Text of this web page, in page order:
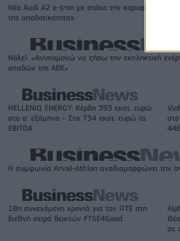
Νέο Audi A2 e-tron με στόχο την κορυφή
της αποδοτικότητας
Η
Νόλεϊ: «Ανυπομονώ να ζήσω την εκπληκτική
οπαδών της ΑΕΚ»
HELLENiQ ENERGY: Κέρδη 393 εκατ. ευρώ
στο α' εξάμηνο – Στα 734 εκατ. ευρώ τα
EBITDA
Η συμφωνία Arval-Athlon αναδιαμορφώνει την
18η συνεχόμενη χρονιά για τον ΟΤΕ στη
διεθνή σειρά δεικτών FTSE4Good
σε